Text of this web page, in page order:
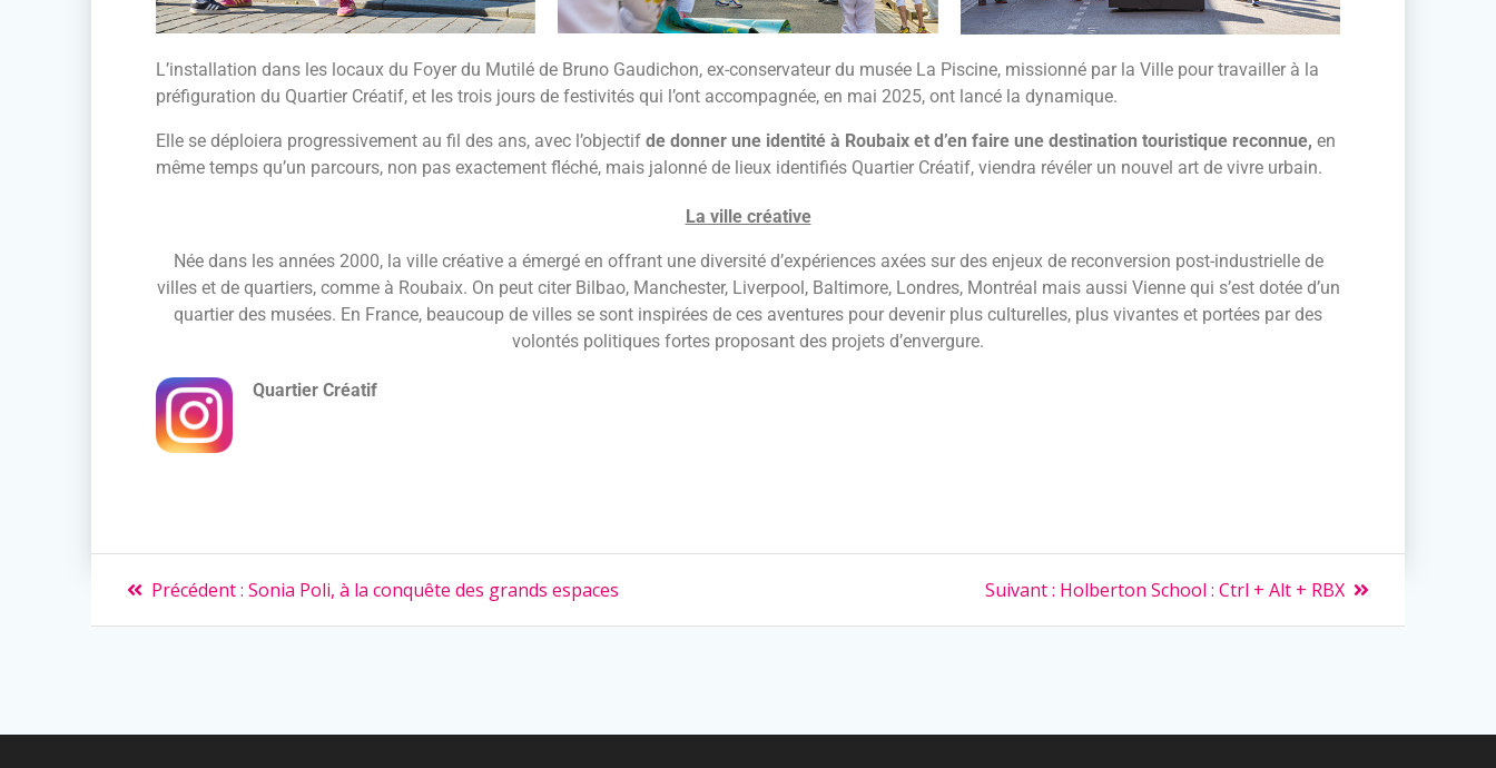
L’installation dans les locaux du Foyer du Mutilé de Bruno Gaudichon, ex-conservateur du musée La Piscine, missionné par la Ville pour travailler à la
préfiguration du Quartier Créatif, et les trois jours de festivités qui l’ont accompagnée, en mai 2025, ont lancé la dynamique.
Elle se déploiera progressivement au fil des ans, avec l’objectifde donner une identité à Roubaix et d’en faire une destination touristique reconnue,en
même temps qu’un parcours, non pas exactement fléché, mais jalonné de lieux identifiés Quartier Créatif, viendra révéler un nouvel art de vivre urbain.
La ville créative
Née dans les années 2000, la ville créative a émergé en offrant une diversité d’expériences axées sur des enjeux de reconversion post-industrielle de
villes et de quartiers, comme à Roubaix. On peut citer Bilbao, Manchester, Liverpool, Baltimore, Londres, Montréal mais aussi Vienne qui s’est dotée d’un
quartier des musées. En France, beaucoup de villes se sont inspirées de ces aventures pour devenir plus culturelles, plus vivantes et portées par des
volontés politiques fortes proposant des projets d’envergure.
Quartier Créatif
Précédent : Sonia Poli, à la conquête des grands espaces Suivant : Holberton School : Ctrl + Alt + RBX